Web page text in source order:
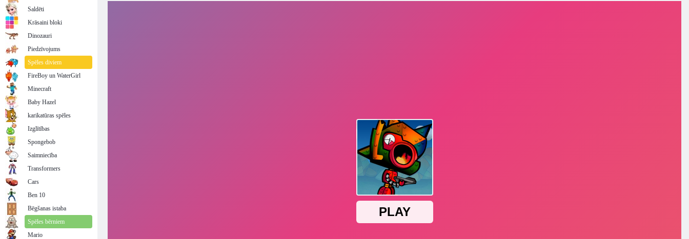
Saldēti
Krāsaini bloki
Dinozauri
Piedzīvojums
Spēles diviem
FireBoy un WaterGirl
Minecraft
Baby Hazel
karikatūras spēles
Izglītības
Spongebob
Saimniecība
Transformers
Cars
Ben 10
Bēgšanas istaba
Spēles bērniem
Mario